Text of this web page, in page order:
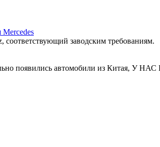
Mercedes
соответствующий заводским требованиям.
появились автомобили из